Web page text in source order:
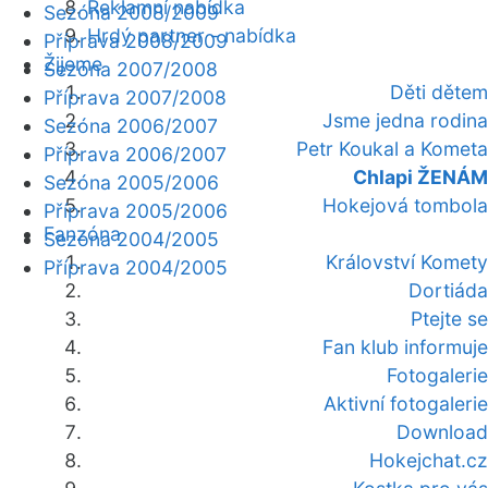
Reklamní nabídka
Hrdý partner - nabídka
Žijeme
Děti dětem
Jsme jedna rodina
Petr Koukal a Kometa
Chlapi ŽENÁM
Hokejová tombola
Fanzóna
Království Komety
Dortiáda
Ptejte se
Fan klub informuje
Fotogalerie
Aktivní fotogalerie
Download
Hokejchat.cz
Sezóna 2008/2009
Příprava 2008/2009
Sezóna 2007/2008
Příprava 2007/2008
Sezóna 2006/2007
Příprava 2006/2007
Sezóna 2005/2006
Příprava 2005/2006
Sezóna 2004/2005
Příprava 2004/2005